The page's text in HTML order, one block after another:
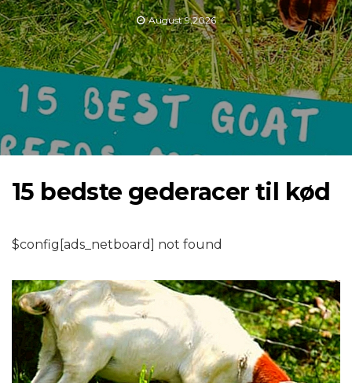
August 9,2026
15 bedste gederacer til kød
$config[ads_netboard] not found